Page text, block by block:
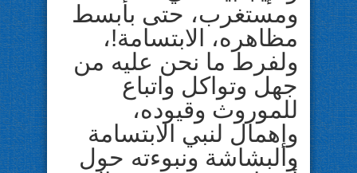
ومستغرب، حتى بأبسط
مظاهره، الابتسامة!،
ولفرط ما نحن عليه من
جهل وتواكل واتباع
للموروث وقيوده،
وإهمال لنبي الابتسامة
والبشاشة ونبوءته حول